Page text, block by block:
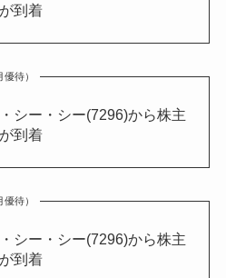
到着
待）
シー・シー(7296)から株主
到着
待）
シー・シー(7296)から株主
到着